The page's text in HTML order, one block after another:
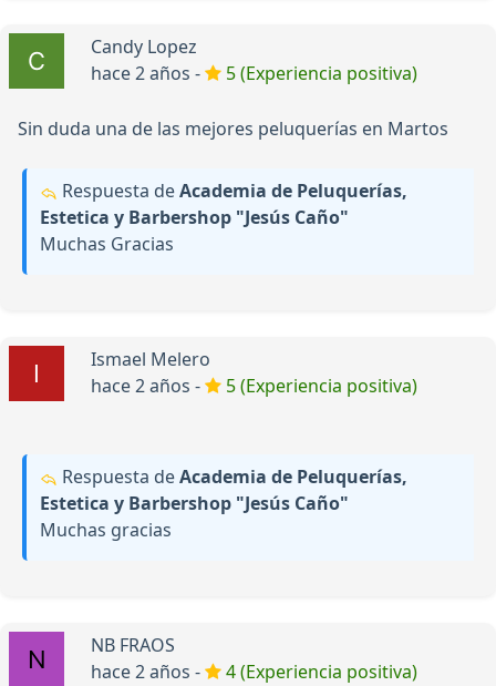
Candy Lopez
hace 2 años -
5 (Experiencia positiva)
Sin duda una de las mejores peluquerías en Martos
Respuesta deAcademia de Peluquerías,
Estetica y Barbershop "Jesús Caño"
Muchas Gracias
Ismael Melero
hace 2 años -
5 (Experiencia positiva)
Respuesta deAcademia de Peluquerías,
Estetica y Barbershop "Jesús Caño"
Muchas gracias
NB FRAOS
hace 2 años -
4 (Experiencia positiva)